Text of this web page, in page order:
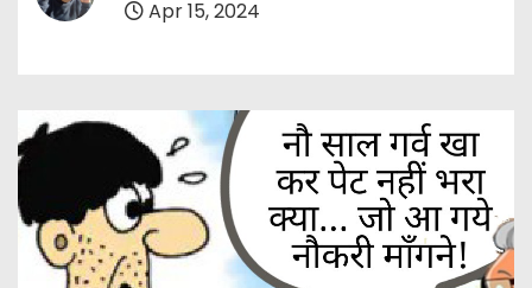
Apr 15, 2024